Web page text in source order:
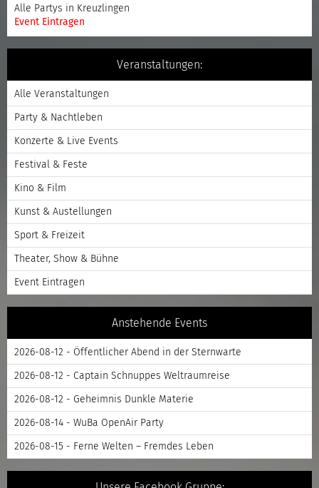
Alle Partys in Kreuzlingen
Event Eintragen
Veranstaltungen:
Alle Veranstaltungen
Party & Nachtleben
Konzerte & Live Events
Festival & Feste
Kino & Film
Kunst & Austellungen
Sport & Freizeit
Theater, Show & Bühne
Event Eintragen
Anstehende Events
2026-08-12 - Öffentlicher Abend in der Sternwarte
2026-08-12 - Captain Schnuppes Weltraumreise
2026-08-12 - Geheimnis Dunkle Materie
2026-08-14 - WuBa OpenAir Party
2026-08-15 - Ferne Welten – Fremdes Leben